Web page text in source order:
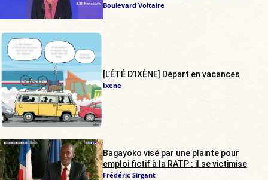
Boulevard Voltaire
[L’ÉTÉ D’IXÈNE] Départ en vacances
Ixene
Bagayoko visé par une plainte pour
emploi fictif à la RATP : il se victimise
Frédéric Sirgant